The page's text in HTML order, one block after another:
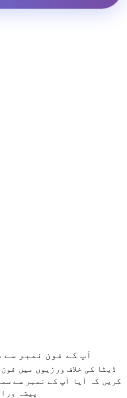
⚠️ آپ کے فون نمبر
ڈیٹا کی خلاف ورزیوں میں
کریں کہ آیا آپ کے نمبر سے
پیشہ